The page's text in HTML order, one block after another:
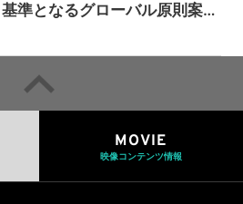
基準となるグローバル原則案を
るための統一的な枠組みを提案
MOVIE
映像コンテンツ情報